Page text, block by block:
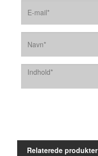
Relaterede produkter